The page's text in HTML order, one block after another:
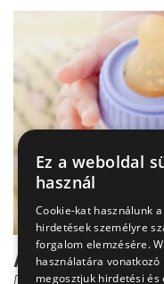
A tejtől tiltott
Ez a weboldal
használ
Cookie-kat használunk
hirdetések személyre
forgalom elemzésére.
használatára
megosztjuk hirdetési és